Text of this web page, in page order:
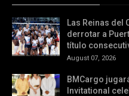
Las Reinas del
derrotar a
título
August 07, 2026
BMCargo
Invitational